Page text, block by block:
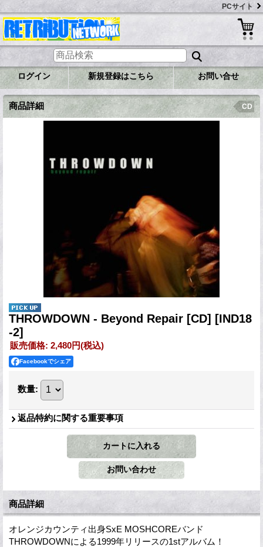
PCサイト
ログイン 新規登録はこちら お問い合せ
商品詳細 CD
THROWDOWN - Beyond Repair [CD] [IND18
-2]
販売価格: 2,480円(税込)
Facebookでシェア
数量:
返品特約に関する重要事項
商品詳細
オレンジカウンティ出身SxE MOSHCOREバンド
THROWDOWNによる1999年リリースの1stアルバム！